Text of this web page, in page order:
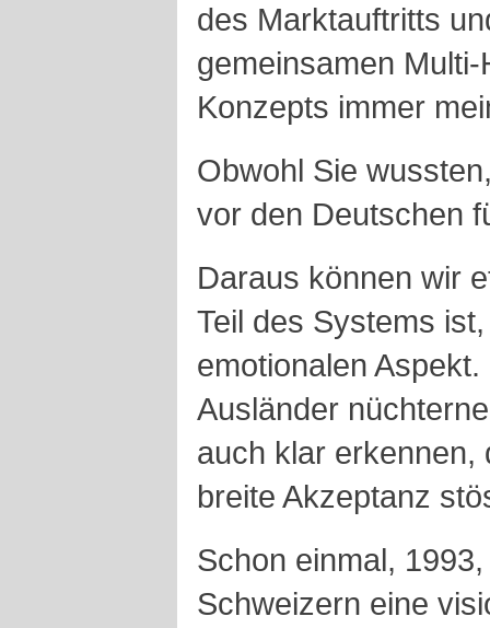
des Marktauftritts
gemeinsamen
Konzepts immer
Obwohl Sie
vor den Deutschen
Daraus können wir
Teil des Systems
emotionalen
Ausländer
auch klar erkennen,
breite Akzeptanz
Schon einmal,
Schweizern eine